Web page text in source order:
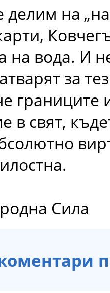
делим на
на вода. И
за
границите
в свят,
Сила